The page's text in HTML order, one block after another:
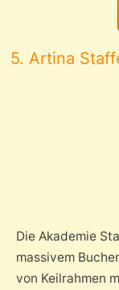
5. Artina
Die Akademie
massivem
von Keilrahmen